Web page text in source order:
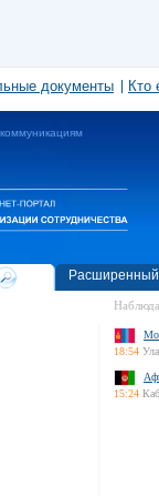
документы Кто
Расширенный
18:54
15:24